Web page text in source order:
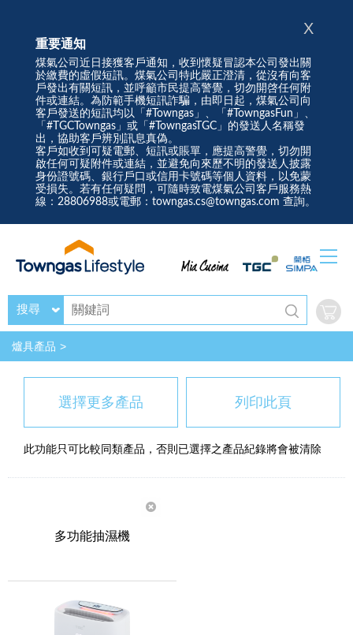
重要通知
煤氣公司近日接獲客戶通知，收到懷疑冒認本公司發出關
於繳費的虛假短訊。煤氣公司特此嚴正澄清，從沒有向客
戶發出有關短訊，並呼籲市民提高警覺，切勿開啓任何附
件或連結。為防範手機短訊詐騙，由即日起，煤氣公司向
客戶發送的短訊均以「#Towngas」、「#TowngasFun」、
「#TGCTowngas」或「#TowngasTGC」的發送人名稱發
出，協助客戶辨別訊息真偽。
客戶如收到可疑電郵、短訊或賬單，應提高警覺，切勿開
啟任何可疑附件或連結，並避免向來歷不明的發送人披露
身份證號碼、銀行戶口或信用卡號碼等個人資料，以免蒙
受損失。若有任何疑問，可隨時致電煤氣公司客戶服務熱
線：28806988或電郵：towngas.cs@towngas.com 查詢。
X
搜尋
爐具產品
選擇更多產品 列印此頁
此功能只可比較同類產品，否則已選擇之產品紀錄將會被清除
多功能抽濕機